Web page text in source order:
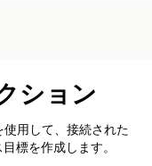
ション
用して、接続された
標を作成します。